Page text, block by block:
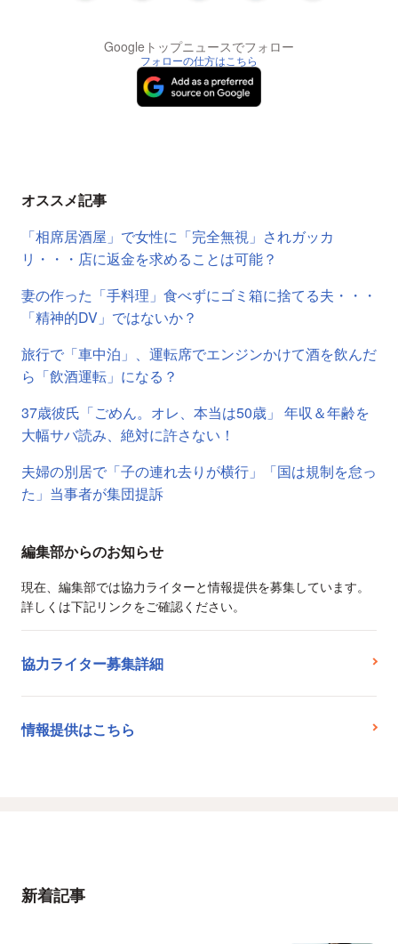
Googleトップニュースでフォロー
フォローの仕方はこちら
オススメ記事
「相席居酒屋」で女性に「完全無視」されガッカ
リ・・・店に返金を求めることは可能？
妻の作った「手料理」食べずにゴミ箱に捨てる夫・・・
「精神的DV」ではないか？
旅行で「車中泊」、運転席でエンジンかけて酒を飲んだ
ら「飲酒運転」になる？
37歳彼氏「ごめん。オレ、本当は50歳」 年収＆年齢を
大幅サバ読み、絶対に許さない！
夫婦の別居で「子の連れ去りが横行」「国は規制を怠っ
た」当事者が集団提訴
編集部からのお知らせ
現在、編集部では協力ライターと情報提供を募集しています。
詳しくは下記リンクをご確認ください。
協力ライター募集詳細
情報提供はこちら
新着記事